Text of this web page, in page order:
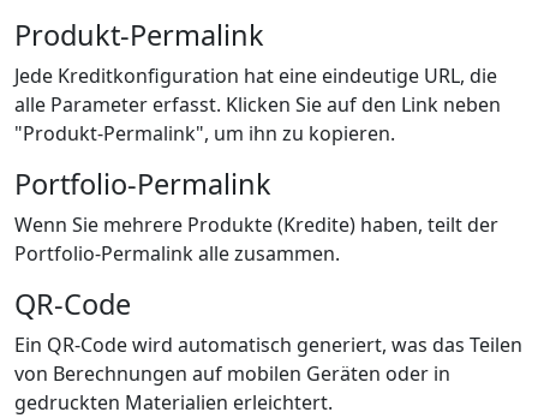
Produkt-Permalink
Jede Kreditkonfiguration hat eine eindeutige URL, die
alle Parameter erfasst. Klicken Sie auf den Link neben
"Produkt-Permalink", um ihn zu kopieren.
Portfolio-Permalink
Wenn Sie mehrere Produkte (Kredite) haben, teilt der
Portfolio-Permalink alle zusammen.
QR-Code
Ein QR-Code wird automatisch generiert, was das Teilen
von Berechnungen auf mobilen Geräten oder in
gedruckten Materialien erleichtert.